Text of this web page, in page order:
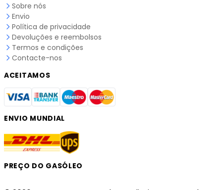
Sobre nós
Envio
Política de privacidade
Devoluções e reembolsos
Termos e condições
Contacte-nos
ACEITAMOS
ENVIO MUNDIAL
PREÇO DO GASÓLEO